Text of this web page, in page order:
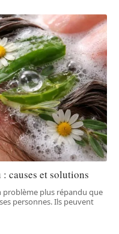
causes et solutions
problème plus répandu que
personnes. Ils peuvent